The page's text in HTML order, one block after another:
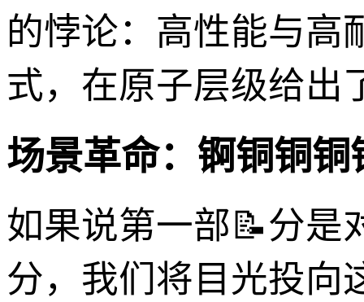
的悖论：高性能与高
式，在原子层级给出
场景革命：锕铜铜
如果说第一部📝分是
分，我们将目光投向